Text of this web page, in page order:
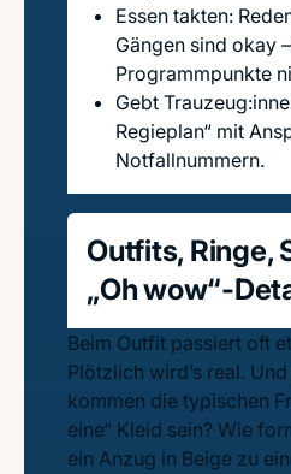
Essen takten:
Gängen sind okay
Programmpunkte
Gebt
Regieplan“ mit
Notfallnummern.
Outfits, Ringe,
„Oh wow“-
Beim Outfit passiert oft
Plötzlich wird’s real.
kommen die typischen
eine“ Kleid sein? Wie
ein Anzug in Beige zu